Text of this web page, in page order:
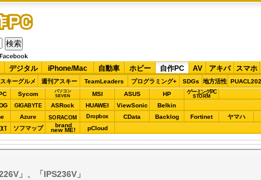
デジタル iPhone/Mac 自動車 ホビー 自作PC AV アキバ スマホ
キーグルメ 週刊アスキー TeamLeaders プログラミング+ SDGs 地方活性
Sycom
パソコン
SEVEN
MSI ASUS HP ゲーミングPC
STORM
GIGABYTE ASRock HUAWEI ViewSonic Belkin
Azure SORACOM Dropbox CData Backlog Fortinet ヤマハ
ソフマップ brand
new ME! pCloud
」、「IPS236V」